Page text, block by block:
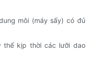
môi (máy sấy) có đủ
thế kịp thời các lưỡi dao